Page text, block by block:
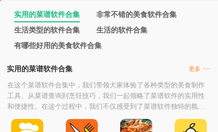
实用的菜谱软件合集
非常不错的美食软件合集
生活类型的软件合集
生活的软件合集
有哪些好用的美食软件合集
实用的菜谱软件合集 更多 >>
在这个菜谱软件合集中，我们带领大家体验了各种类型的美食制作
工具。从菜谱查询到烹饪技巧，我们一起领略了菜谱软件的实用性
和便捷性。在这个过程中，我们不仅感受到了菜谱软件独特的氛围
和世界观，还锻炼了自己的烹饪技巧和创意能力。我们在使用菜谱
软件时学会了如何查找和学习各种类型的菜谱、了解食材搭配和烹